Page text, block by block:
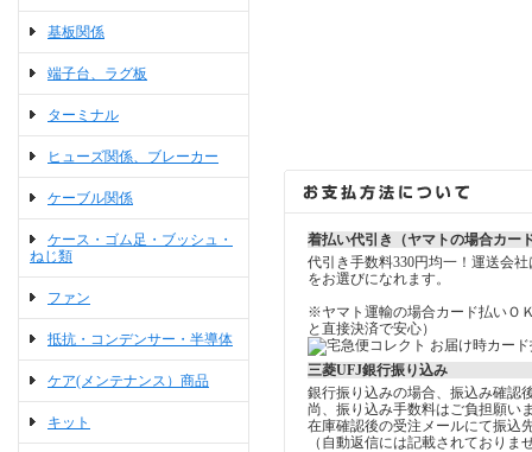
基板関係
端子台、ラグ板
ターミナル
ヒューズ関係、ブレーカー
ケーブル関係
ケース・ゴム足・ブッシュ・
ねじ類
ファン
抵抗・コンデンサー・半導体
ケア(メンテナンス）商品
キット
着払い代引き（ヤマトの場合カー
代引き手数料330円均一！運送会
をお選びになれます。
※ヤマト運輸の場合カード払いＯ
と直接決済で安心）
三菱UFJ銀行振り込み
銀行振り込みの場合、振込み確認
尚、振り込み手数料はご負担願い
在庫確認後の受注メールにて振込
（自動返信には記載されておりま